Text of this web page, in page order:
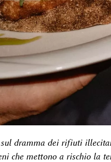
dramma dei rifiuti
che mettono a rischio la